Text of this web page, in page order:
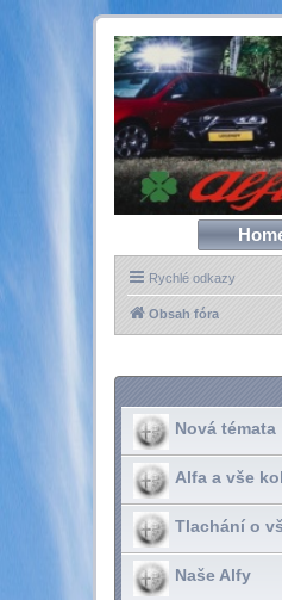
Rychlé odkazy
Obsah fóra
Nová témata
Alfa a vše
Tlachání o
Naše Alfy